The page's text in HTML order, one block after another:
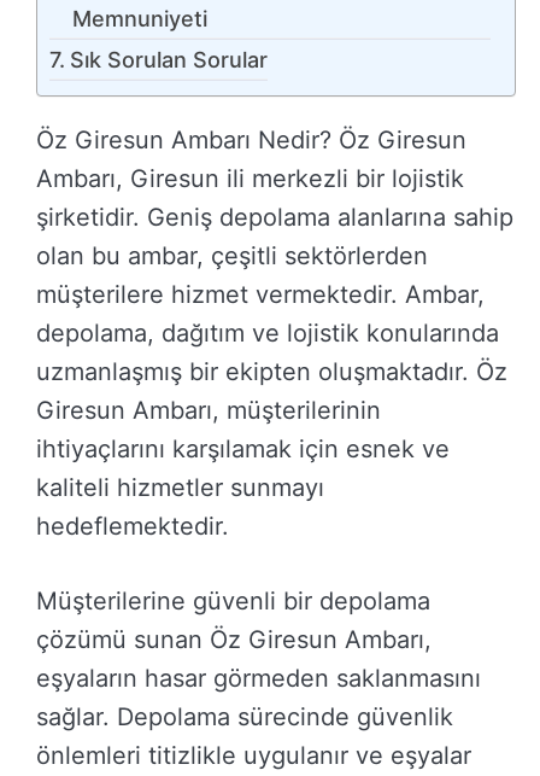
Memnuniyeti
Sık Sorulan Sorular
Öz Giresun Ambarı Nedir? Öz Giresun
Ambarı, Giresun ili merkezli bir lojistik
şirketidir. Geniş depolama alanlarına sahip
olan bu ambar, çeşitli sektörlerden
müşterilere hizmet vermektedir. Ambar,
depolama, dağıtım ve lojistik konularında
uzmanlaşmış bir ekipten oluşmaktadır. Öz
Giresun Ambarı, müşterilerinin
ihtiyaçlarını karşılamak için esnek ve
kaliteli hizmetler sunmayı
hedeflemektedir.
Müşterilerine güvenli bir depolama
çözümü sunan Öz Giresun Ambarı,
eşyaların hasar görmeden saklanmasını
sağlar. Depolama sürecinde güvenlik
önlemleri titizlikle uygulanır ve eşyalar